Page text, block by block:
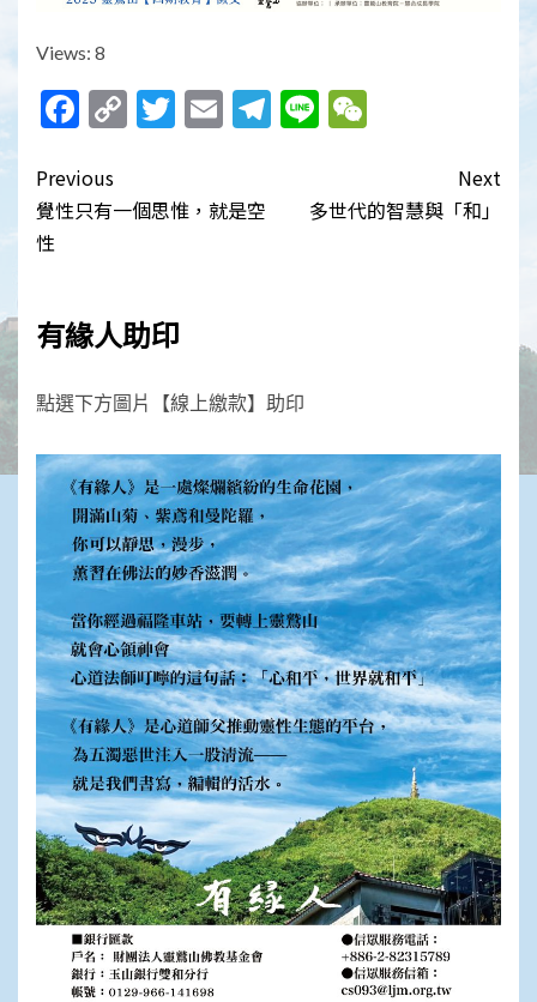
Views: 8
Facebook
Copy
Link
Twitter
EmailTelegram
Line
Post
navigation
Previous
覺性只有一個思惟，就是空
性
Next
多世代的智慧與「和」
有緣人助印
點選下方圖片【線上繳款】助印